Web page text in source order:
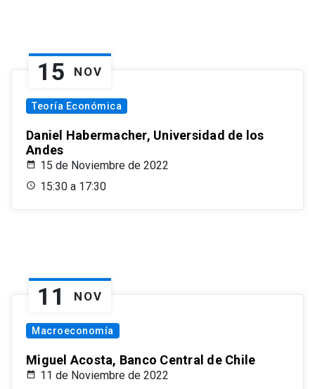
15 NOV
Teoría Económica
Daniel Habermacher, Universidad de los
Andes
15 de Noviembre de 2022
15:30 a 17:30
11 NOV
Macroeconomía
Miguel Acosta, Banco Central de Chile
11 de Noviembre de 2022